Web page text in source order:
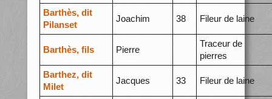
Barthès, dit
Pilanset
Joachim 38 Fileur de laine
Barthès, fils Pierre
Traceur de
pierres
Barthez, dit
Milet
Jacques 33 Fileur de laine